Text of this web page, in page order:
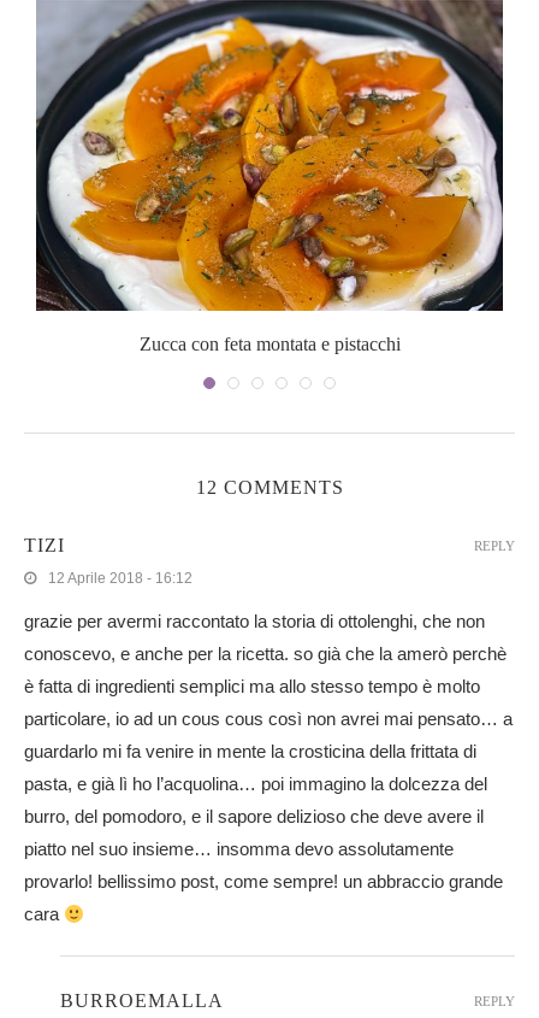
Zucca con feta montata e pistacchi
12 COMMENTS
TIZI
12 Aprile 2018 - 16:12
grazie per avermi raccontato la storia di ottolenghi, che non
conoscevo, e anche per la ricetta. so già che la amerò perchè
è fatta di ingredienti semplici ma allo stesso tempo è molto
particolare, io ad un cous cous così non avrei mai pensato… a
guardarlo mi fa venire in mente la crosticina della frittata di
pasta, e già lì ho l’acquolina… poi immagino la dolcezza del
burro, del pomodoro, e il sapore delizioso che deve avere il
piatto nel suo insieme… insomma devo assolutamente
provarlo! bellissimo post, come sempre! un abbraccio grande
cara
REPLY
BURROEMALLA REPLY